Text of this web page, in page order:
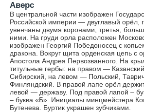
Аверс
В центральной части изображен
Российской империи — двуглавый орёл,
увенчаны двумя коронами, третья,
ними. На груди орла расположен
изображен Георгий Победоносец с
дракона. Вокруг щита орденская цепь с
Апостола Андрея Первозванного. На
титульные гербы: на правом —
Сибирский, на левом — Польский,
Финляндский. В правой лапе орёл
левой — державу. Под правой лапой –
– буква «Б». Инициалы минцмейстера
Бутенева. Буртик украшен зубчиками.